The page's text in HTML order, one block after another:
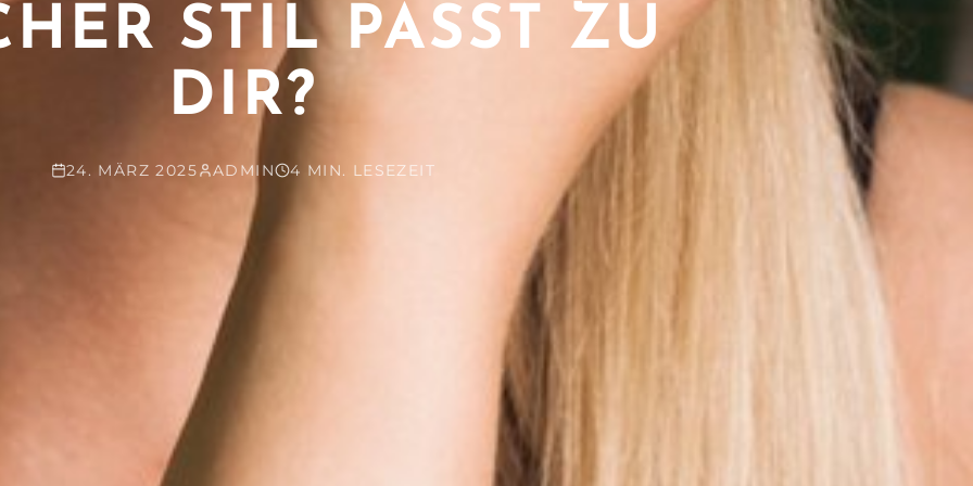
STIL PASST ZU
DIR?
24. MÄRZ 2025 ADMIN 4 MIN. LESEZEIT